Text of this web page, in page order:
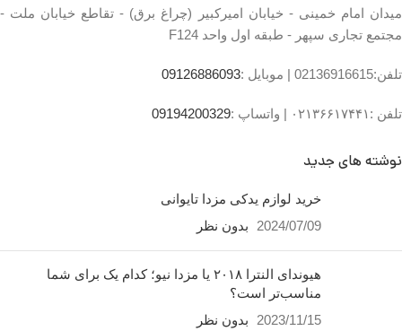
ساعت کار فروشگاهروزهای
ما : تلفن 02136617441 موبایل
۰۹۱۲۶۸۸۶۰۹۳ واتساپ
۰۹۱۹۴۲۰۰۳۲۹
میدان امام خمینی - خیابان امیرکبیر (چراغ برق) - تقاطع خیابان ملت -
مجتمع تجاری سپهر - طبقه اول واحد F124
تلفن:02136916615 | موبایل :09126886093
تلفن :۰۲۱۳۶۶۱۷۴۴۱ | واتساپ :09194200329
نوشته های جدید
خرید لوازم یدکی مزدا تایوانی
2024/07/09 بدون نظر
هیوندای النترا ۲۰۱۸ یا مزدا نیو؛ کدام یک برای شما
مناسب‌تر است؟
2023/11/15 بدون نظر